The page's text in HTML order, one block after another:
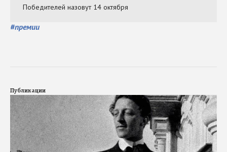
#премии
Публикации